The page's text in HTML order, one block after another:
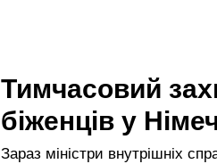
Тимчасовий
біженців у
Зараз міністри внутрішніх